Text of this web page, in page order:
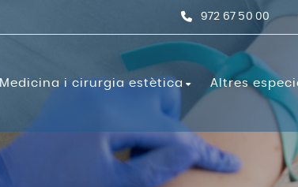
972 67 50 00
Medicina i cirurgia estètica
Cirurgia estètica Unitat Capil·lar
Transplantament
Altres
Anàlisis
Angiologia